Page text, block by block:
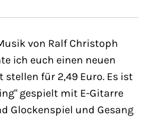
von Ralf Christoph
ich euch einen neuen
stellen für 2,49 Euro. Es ist
gespielt mit E-Gitarre
Glockenspiel und Gesang